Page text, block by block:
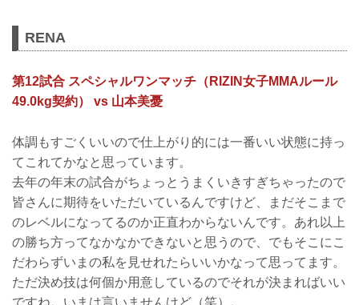
RENA
第12試合 スペシャルワンマッチ（RIZIN女子MMAルール
49.0kg契約） vs 山本美憂
体調もすごくいいので仕上がり的には一番いい状態に持っ
てこれてかなと思っています。
去年の年末の試合がちょっとうまくいきすぎちゃったので
皆さんに期待をいただいているんですけど、まだそこまで
のレベルになってるのか正直わからないんです。あれ以上
の勝ち方ってなかなかできないと思うので、でもそこにこ
だわらずいまの私を見せれたらいいかなって思ってます。
ただ決め技は何個か用意しているのでそれが決まればいい
ですね。いまは言いませんけど（笑）。